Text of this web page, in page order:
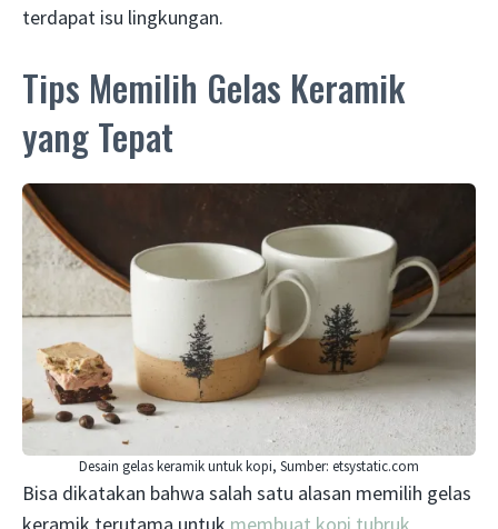
terdapat isu lingkungan.
Tips Memilih Gelas Keramik
yang Tepat
Desain gelas keramik untuk kopi, Sumber: etsystatic.com
Bisa dikatakan bahwa salah satu alasan memilih gelas